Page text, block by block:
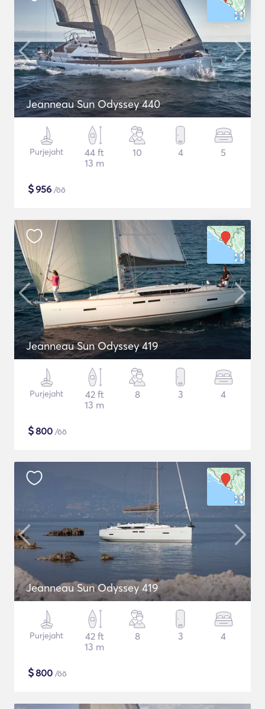
Jeanneau Sun Odyssey 440
Purjejaht
44 ft
13 m
10 4 5
$956 /öö
Jeanneau Sun Odyssey 419
Purjejaht
42 ft
13 m
8 3 4
$800 /öö
Jeanneau Sun Odyssey 419
Purjejaht
42 ft
13 m
8 3 4
$800 /öö